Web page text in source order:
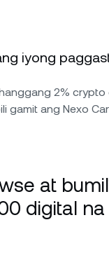
iyong
2%
gamit ang Nexo
at
digital na